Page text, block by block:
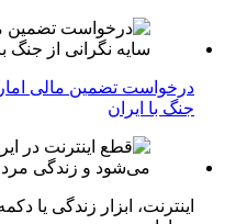
درخواست تضمین مالی
جنگ با ایران
اینترنت، ابزار زندگی